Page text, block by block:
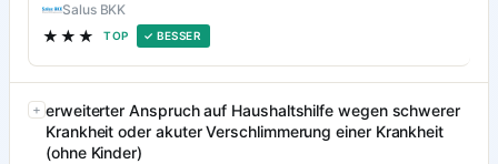
Salus BKK
★★★ TOP ✓ BESSER
erweiterter Anspruch auf Haushaltshilfe wegen schwerer
Krankheit oder akuter Verschlimmerung einer Krankheit
(ohne Kinder)